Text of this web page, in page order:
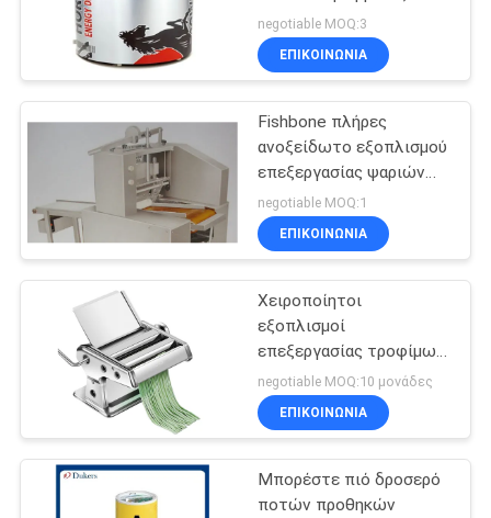
SITEMAP
PRIVACY
POLICY
Εμπορικό
ηλεκτρικό
ατμόπλοιο
32
Εμπορικός
εξοπλισμός
μπουφέδων
εμπορικός 65L για το
εστιατόριο
negotiable MOQ:3
ΕΠΙΚΟΙΝΩΝΊΑ
Fishbone πλήρες
ανοξείδωτο εξοπλισμού
επεξεργασίας ψαριών
τεμνουσών μηχανών
1.75KW
negotiable MOQ:1
ΕΠΙΚΟΙΝΩΝΊΑ
Χειροποίητοι
εξοπλισμοί
επεξεργασίας τροφίμων
πιέζοντας μηχανών
ζύμης εύκολοι να
καθαρίσουν
negotiable MOQ:10 μονάδες
ΕΠΙΚΟΙΝΩΝΊΑ
Μπορέστε πιό δροσερό
ποτών προθηκών